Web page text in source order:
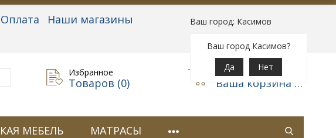
Ваш город: Касимов
Ваш город Касимов?
Да
Нет
Вход |Регистрация
Оплата
Наши магазины
Избранное
Товаров (0)
Корзина
Ваша корзина пуста
МЕБЕЛЬ МАТРАСЫ